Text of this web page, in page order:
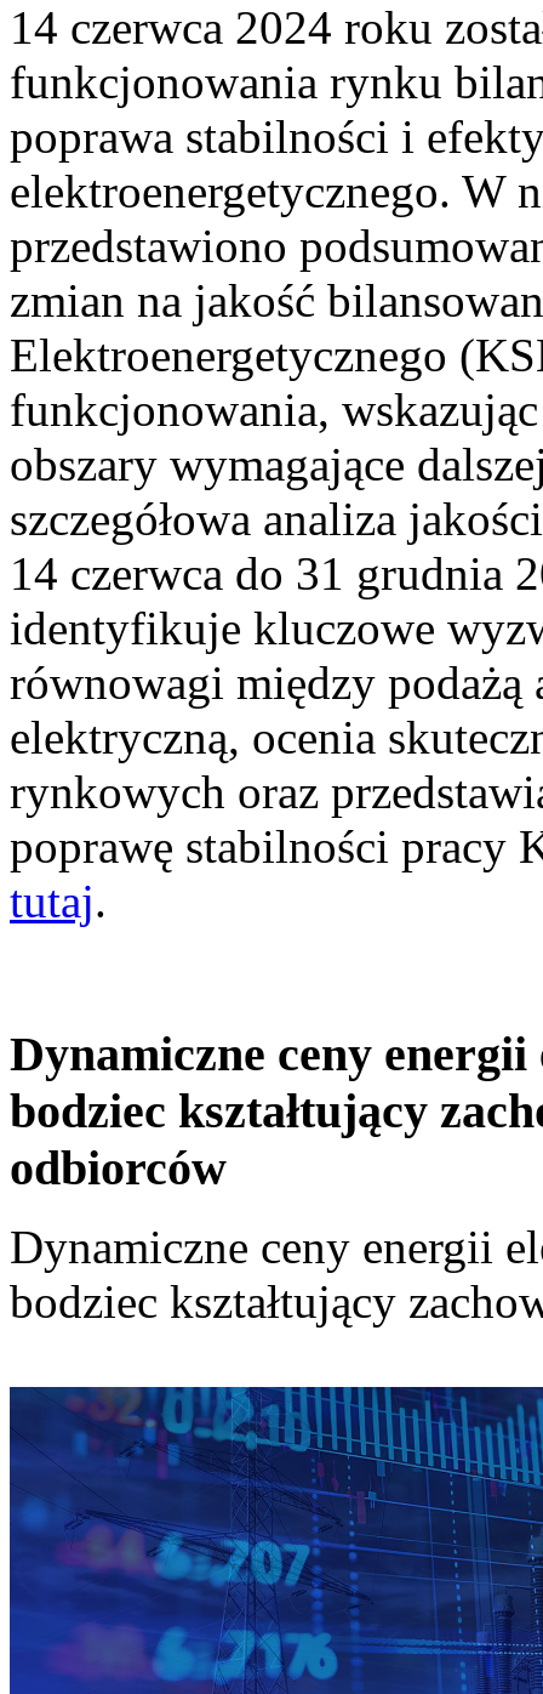
14 czerwca 2024 roku
funkcjonowania rynku
poprawa stabilności i
elektroenergetycznego. W
przedstawiono
zmian na jakość
Elektroenergetycznego
funkcjonowania,
obszary wymagające
szczegółowa analiza
14 czerwca do 31 grudnia
identyfikuje kluczowe
równowagi między podażą
elektryczną, ocenia
rynkowych oraz
poprawę stabilności pracy
tutaj.
Dynamiczne ceny
bodziec kształtujący
odbiorców
Dynamiczne ceny energii
bodziec kształtujący